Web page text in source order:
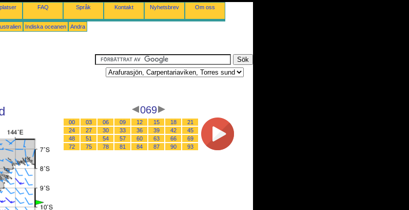
FAQ Språk Kontakt Nyhetsbrev Om oss
Indiska oceanen Andra
069
00 03 06 09 12 15 18
21
24
27 30 33 36 39 42
45
48
51 54 57 60 63 66
69
72
75 78 81 84 87 90 93